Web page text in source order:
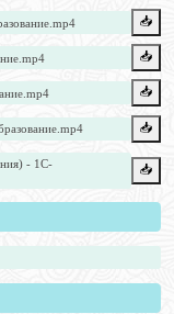
📥️
📥️
📥️
📥️
- 1С-
📥️